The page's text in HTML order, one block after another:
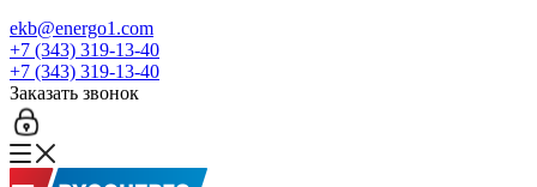
ekb@energo1.com
+7 (343) 319-13-40
+7 (343) 319-13-40
Заказать звонок